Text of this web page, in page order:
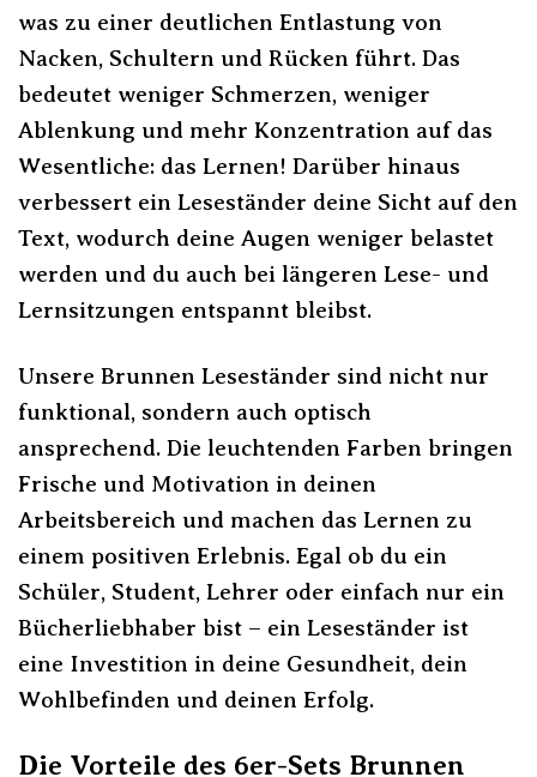
was zu einer deutlichen Entlastung von
Nacken, Schultern und Rücken führt. Das
bedeutet weniger Schmerzen, weniger
Ablenkung und mehr Konzentration auf das
Wesentliche: das Lernen! Darüber hinaus
verbessert ein Leseständer deine Sicht auf den
Text, wodurch deine Augen weniger belastet
werden und du auch bei längeren Lese- und
Lernsitzungen entspannt bleibst.
Unsere Brunnen Leseständer sind nicht nur
funktional, sondern auch optisch
ansprechend. Die leuchtenden Farben bringen
Frische und Motivation in deinen
Arbeitsbereich und machen das Lernen zu
einem positiven Erlebnis. Egal ob du ein
Schüler, Student, Lehrer oder einfach nur ein
Bücherliebhaber bist – ein Leseständer ist
eine Investition in deine Gesundheit, dein
Wohlbefinden und deinen Erfolg.
Die Vorteile des 6er-Sets Brunnen